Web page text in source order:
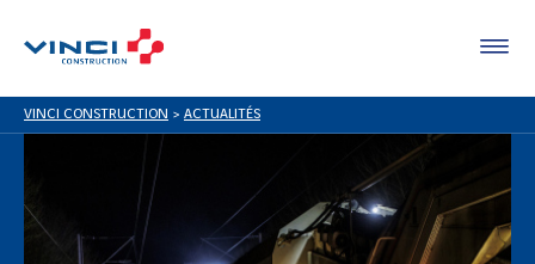
VINCI CONSTRUCTION > ACTUALITÉS